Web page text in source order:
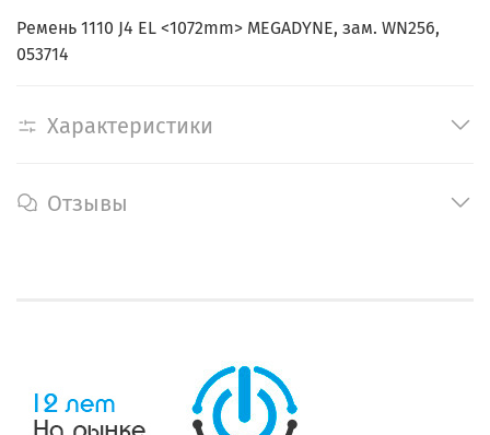
Ремень 1110 J4 EL <1072mm> MEGADYNE, зам. WN256,
053714
Характеристики
Отзывы